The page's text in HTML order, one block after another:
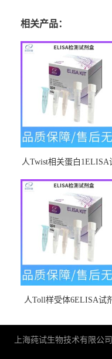
相关产品：
人Twist相关蛋白1ELISA
人Toll样受体6ELISA试
上海莼试生物技术有限公司